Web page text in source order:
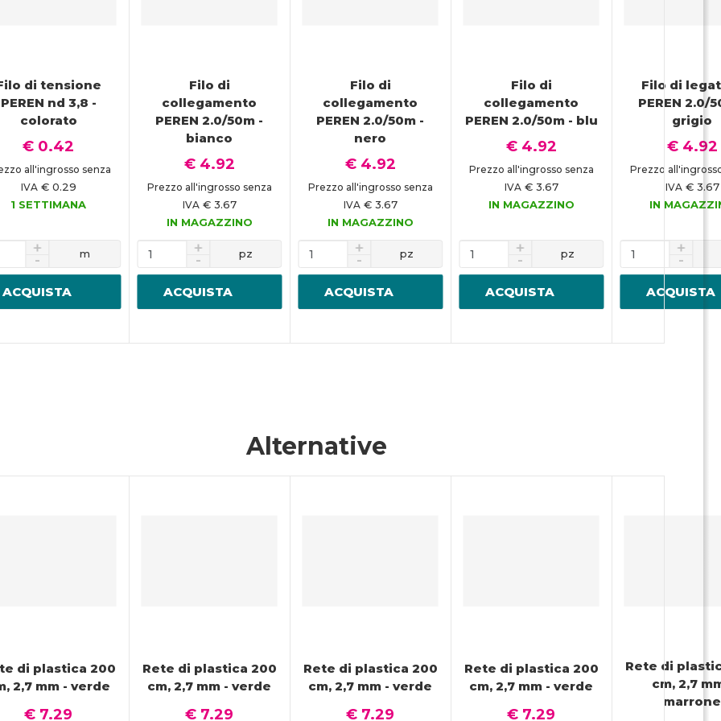
di tensione
PEREN nd 3,8 -
colorato
€ 0.42
all'ingrosso senza
IVA€ 0.29
1 SETTIMANA
m
ACQUISTA
Filo di
collegamento
PEREN 2.0/50m -
bianco
€ 4.92
Prezzo all'ingrosso senza
IVA€ 3.67
IN MAGAZZINO
pz
ACQUISTA
Filo di
collegamento
PEREN 2.0/50m -
nero
€ 4.92
Prezzo all'ingrosso senza
IVA€ 3.67
IN MAGAZZINO
pz
ACQUISTA
Filo di
collegamento
PEREN 2.0/50m - blu
€ 4.92
Prezzo all'ingrosso senza
IVA€ 3.67
IN MAGAZZINO
pz
ACQUISTA
Filo di
PEREN 2.0/
grigio
€ 4.92
Prezzo
IVA€ 3.67
IN
ACQUISTA
Alternative
di plastica 200
2,7 mm - verde
€ 7.29
Rete di plastica 200
cm, 2,7 mm - verde
€ 7.29
Rete di plastica 200
cm, 2,7 mm - verde
€ 7.29
Rete di plastica 200
cm, 2,7 mm - verde
€ 7.29
Rete di
cm, 2,7
marrone